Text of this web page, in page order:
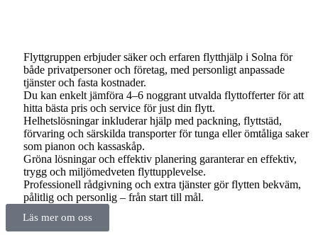
Flyttgruppen erbjuder säker och erfaren flytthjälp i Solna för
både privatpersoner och företag, med personligt anpassade
tjänster och fasta kostnader.
Du kan enkelt jämföra 4–6 noggrant utvalda flyttofferter för att
hitta bästa pris och service för just din flytt.
Helhetslösningar inkluderar hjälp med packning, flyttstäd,
förvaring och särskilda transporter för tunga eller ömtåliga saker
som pianon och kassaskåp.
Gröna lösningar och effektiv planering garanterar en effektiv,
trygg och miljömedveten flyttupplevelse.
Professionell rådgivning och extra tjänster gör flytten bekväm,
pålitlig och personlig – från start till mål.
Läs mer om oss